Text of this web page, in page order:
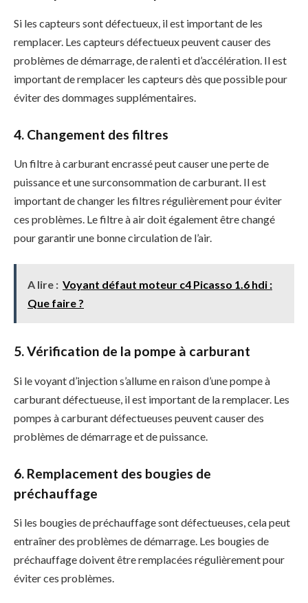
Si les capteurs sont défectueux, il est important de les
remplacer. Les capteurs défectueux peuvent causer des
problèmes de démarrage, de ralenti et d’accélération. Il est
important de remplacer les capteurs dès que possible pour
éviter des dommages supplémentaires.
4. Changement des filtres
Un filtre à carburant encrassé peut causer une perte de
puissance et une surconsommation de carburant. Il est
important de changer les filtres régulièrement pour éviter
ces problèmes. Le filtre à air doit également être changé
pour garantir une bonne circulation de l’air.
A lire : Voyant défaut moteur c4 Picasso 1.6 hdi :
Que faire ?
5. Vérification de la pompe à carburant
Si le voyant d’injection s’allume en raison d’une pompe à
carburant défectueuse, il est important de la remplacer. Les
pompes à carburant défectueuses peuvent causer des
problèmes de démarrage et de puissance.
6. Remplacement des bougies de
préchauffage
Si les bougies de préchauffage sont défectueuses, cela peut
entraîner des problèmes de démarrage. Les bougies de
préchauffage doivent être remplacées régulièrement pour
éviter ces problèmes.